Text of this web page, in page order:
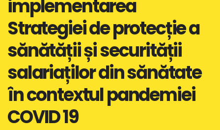
implementarea
Strategiei de protecție a
sănătății și securității
salariaților din sănătate
în contextul pandemiei
COVID 19